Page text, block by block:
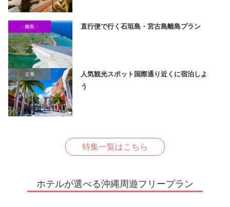
直行便で行く石垣島・宮古島離島プラン
おすすめ
離島
人気観光スポット国際通り近くに宿泊しよ
う
定番
特集一覧はこちら
ホテルが選べる沖縄周遊フリープラン